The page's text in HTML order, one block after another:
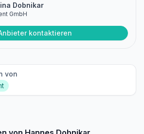
Dobnikar
GmbH
kontaktieren
von